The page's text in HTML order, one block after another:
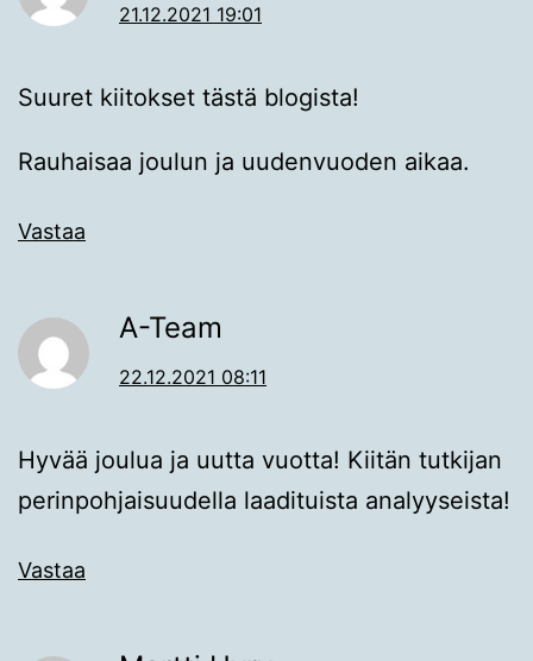
21.12.2021 19:01
Suuret kiitokset tästä blogista!
Rauhaisaa joulun ja uudenvuoden aikaa.
Vastaa
A-Team
22.12.2021 08:11
Hyvää joulua ja uutta vuotta! Kiitän tutkijan
perinpohjaisuudella laadituista analyyseista!
Vastaa